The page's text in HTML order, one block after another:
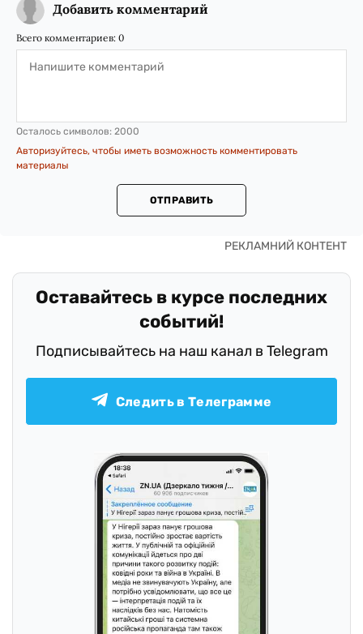
Добавить комментарий
Всего комментариев: 0
Осталось символов: 2000
Авторизуйтесь, чтобы иметь возможность комментировать
материалы
ОТПРАВИТЬ
Оставайтесь в курсе последних
событий!
Подписывайтесь на наш канал в Telegram
Следить в Телеграмме